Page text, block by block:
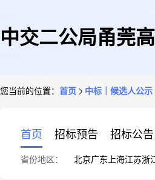
中交二公局甬莞
您当前的位置： 首页 中标｜候选人公示
首页 招标预告 招标公告
省份地区： 北京广东 上海江苏浙